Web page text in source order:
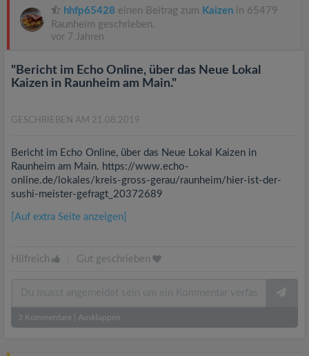
hhfp65428 einen Beitrag zum Kaizen in 65479
Raunheim geschrieben.
vor 7 Jahren
"Bericht im Echo Online, über das Neue Lokal
Kaizen in Raunheim am Main."
GESCHRIEBEN AM 21.08.2019
Bericht im Echo Online, über das Neue Lokal Kaizen in
Raunheim am Main. https://www.echo-
online.de/lokales/kreis-gross-gerau/raunheim/hier-ist-der-
sushi-meister-gefragt_20372689
[Auf extra Seite anzeigen]
Hilfreich Gut geschrieben
3 Kommentare Ausklappen